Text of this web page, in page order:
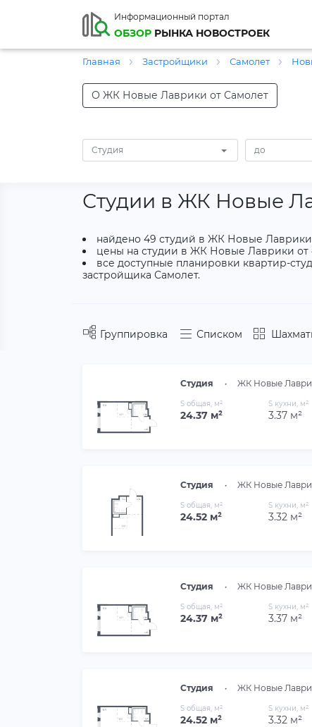
Информационный портал
ОБЗОР РЫНКА НОВОСТРОЕК
Главная Застройщики Самолет
О ЖК Новые Лаврики от Самолет
Студия
Студии в ЖК Новые
найдено 49 студий в ЖК Новые
цены на студии в ЖК Новые Лаврики от
все доступные планировки квартир-
застройщика Самолет.
Группировка Списком
Студия • ЖК Новые
S общая, м²
24.37 м²
S кухни, м²
3.37 м²
Студия • ЖК Новые
S общая, м²
24.52 м²
S кухни, м²
3.32 м²
Студия • ЖК Новые
S общая, м²
24.37 м²
S кухни, м²
3.37 м²
Студия • ЖК Новые
S общая, м²
24.52 м²
S кухни, м²
3.32 м²